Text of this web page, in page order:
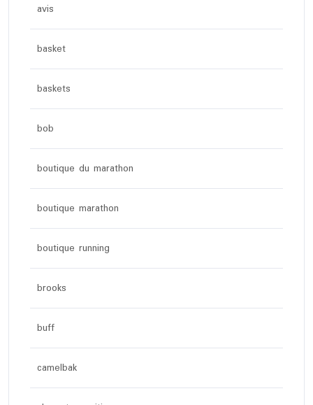
avis
basket
baskets
bob
boutique du marathon
boutique marathon
boutique running
brooks
buff
camelbak